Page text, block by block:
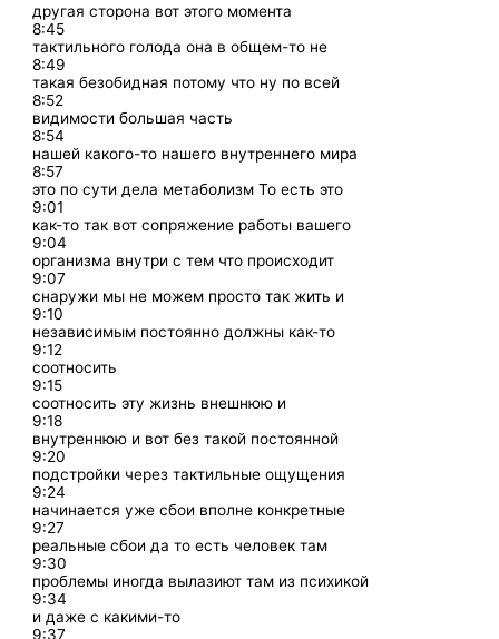
другая сторона вот этого момента
8:45
тактильного голода она в общем-то не
8:49
такая безобидная потому что ну по всей
8:52
видимости большая часть
8:54
нашей какого-то нашего внутреннего мира
8:57
это по сути дела метаболизм То есть это
9:01
как-то так вот сопряжение работы вашего
9:04
организма внутри с тем что происходит
9:07
снаружи мы не можем просто так жить и
9:10
независимым постоянно должны как-то
9:12
соотносить
9:15
соотносить эту жизнь внешнюю и
9:18
внутреннюю и вот без такой постоянной
9:20
подстройки через тактильные ощущения
9:24
начинается уже сбои вполне конкретные
9:27
реальные сбои да то есть человек там
9:30
проблемы иногда вылазиют там из психикой
9:34
и даже с какими-то
9:37